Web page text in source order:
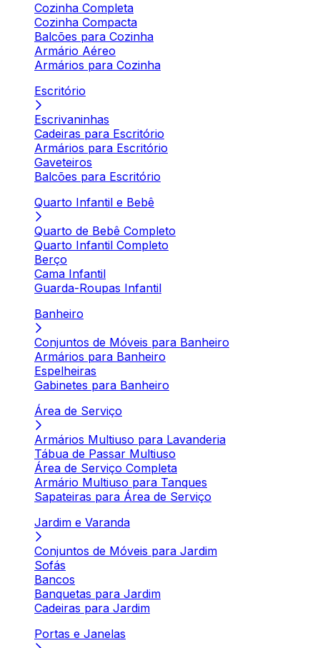
Cozinha Completa
Cozinha Compacta
Balcões para Cozinha
Armário Aéreo
Armários para Cozinha
Escritório
Escrivaninhas
Cadeiras para Escritório
Armários para Escritório
Gaveteiros
Balcões para Escritório
Quarto Infantil e Bebê
Quarto de Bebê Completo
Quarto Infantil Completo
Berço
Cama Infantil
Guarda-Roupas Infantil
Banheiro
Conjuntos de Móveis para Banheiro
Armários para Banheiro
Espelheiras
Gabinetes para Banheiro
Área de Serviço
Armários Multiuso para Lavanderia
Tábua de Passar Multiuso
Área de Serviço Completa
Armário Multiuso para Tanques
Sapateiras para Área de Serviço
Jardim e Varanda
Conjuntos de Móveis para Jardim
Sofás
Bancos
Banquetas para Jardim
Cadeiras para Jardim
Portas e Janelas